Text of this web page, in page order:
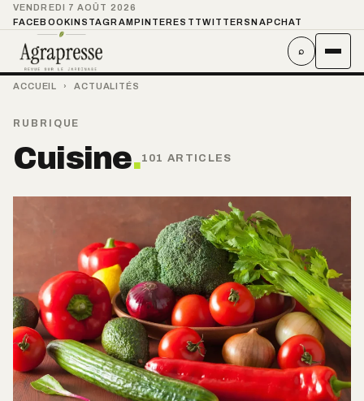
VENDREDI 7 AOÛT 2026
FACEBOOKINSTAGRAMPINTEREST TWITTER SNAPCHAT
⌕
ACCUEIL › ACTUALITÉS
RUBRIQUE
Cuisine.101 ARTICLES